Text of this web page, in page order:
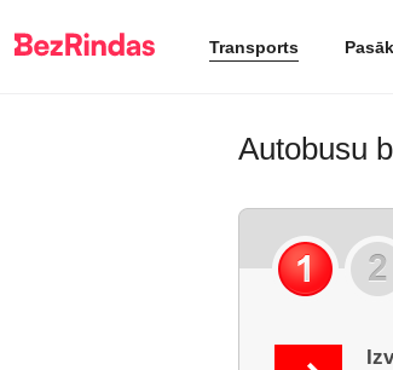
Transports
Autobusu